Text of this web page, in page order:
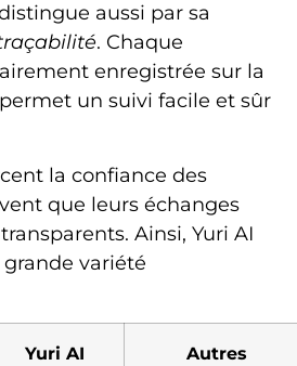
aussi par sa
. Chaque
enregistrée sur la
un suivi facile et sûr
la confiance des
que leurs échanges
Ainsi, Yuri AI
variété
Yuri AI
Autres